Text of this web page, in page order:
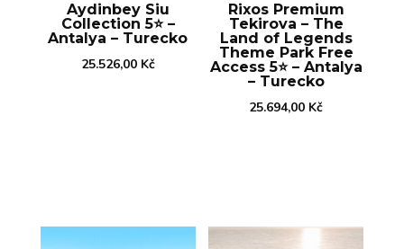
Aydinbey Siu
Collection 5⭐️ –
Antalya – Turecko
25.526,00 Kč
Rixos Premium
Tekirova – The
Land of Legends
Theme Park Free
Access 5⭐️ – Antalya
– Turecko
25.694,00 Kč